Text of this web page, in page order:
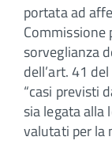
portata ad
Commissione
sorveglianza
dell’art. 41
“casi previsti
sia legata alla
valutati per la